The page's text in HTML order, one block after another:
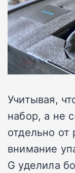
Учитывая,
набор, а не
отдельно
внимание
G уделила